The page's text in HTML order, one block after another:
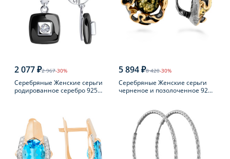
2 077 ₽2 967-30%
Серебряные Женские серьги
родированное серебро 925
5 894 ₽8 420-30%
Серебряные Женские серьги
черненое и позолоченное 925